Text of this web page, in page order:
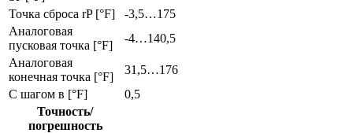
Точка сброса rP [°F]
-3,5…175
Aналоговая
пусковая точка [°F]
-4…140,5
Aналоговая
конечная точка [°F]
31,5…176
С шагом в [°F]
0,5
Точность/
погрешность